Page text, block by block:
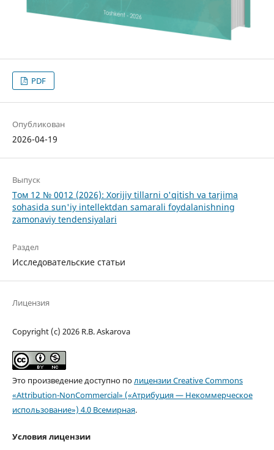
PDF
Опубликован
2026-04-19
Выпуск
Том 12 № 0012 (2026): Xorijiy tillarni o'qitish va tarjima
sohasida sun'iy intellektdan samarali foydalanishning
zamonaviy tendensiyalari
Раздел
Исследовательские статьи
Лицензия
Copyright (c) 2026 R.B. Askarova
Это произведение доступно полицензии Creative Commons
«Attribution-NonCommercial» («Атрибуция — Некоммерческое
использование») 4.0 Всемирная.
Условия лицензии